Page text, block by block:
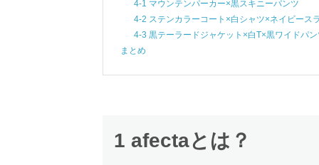
4-1 マウンテンパーカー×黒スキニーパンツ
4-2 ステンカラーコート×白シャツ×ネイビース
4-3 黒テーラードジャケット×白T×黒ワイドパン
まとめ
1 afectaとは？